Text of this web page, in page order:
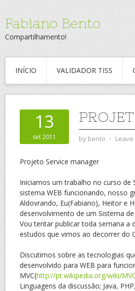
Fabiano Bento
Compartilhamento!
INÍCIO VALIDADOR TISS
13
set 2011 by bento ⋅
Projeto Service manager
Iniciamos um trabalho no curso
sistema WEB funcionando, nosso
Aldovrando, Eu(Fabiano), Heitor e
desenvolvimento de um Sistema
Vou tentar publicar toda semana a
estudos que vimos ao decorrer do
Discutimos sobre as tecnologias
desenvolvido para WEB para
MVC(http://pt.wikipedia.org/wiki/
Linguagens da discussão; Java,